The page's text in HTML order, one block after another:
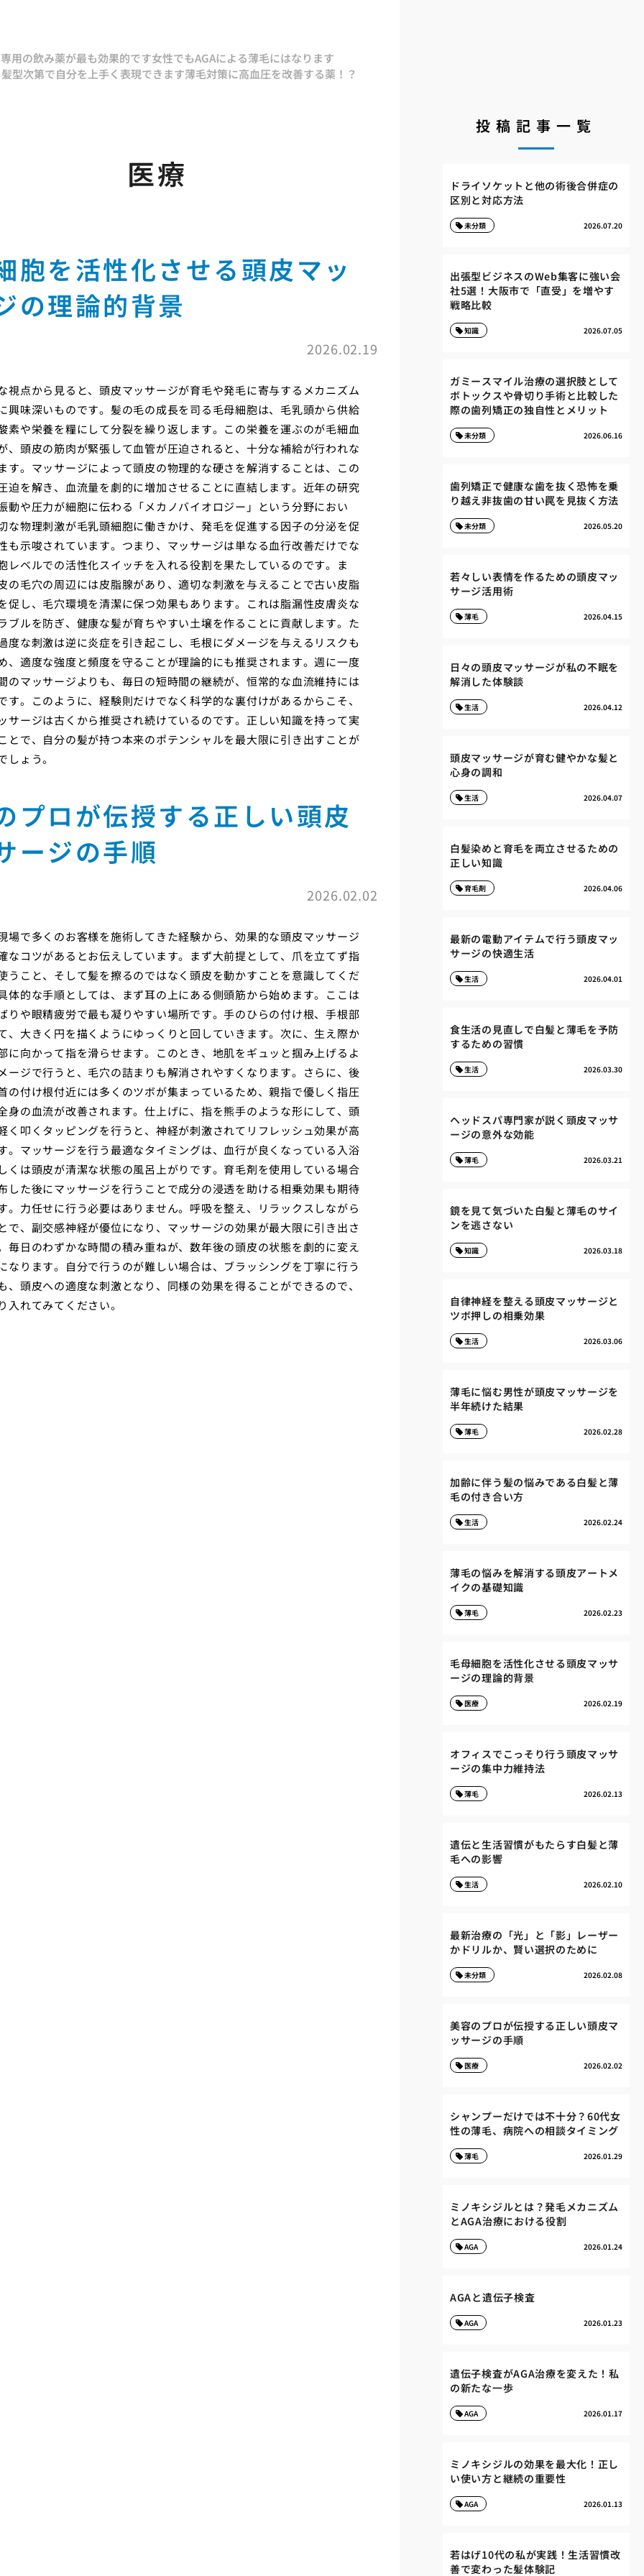
用の飲み薬が最も効果的です女性でもAGAによる薄毛にはなります
型次第で自分を上手く表現できます薄毛対策に高血圧を改善する薬！？
医療
胞を活性化させる頭皮マッ
の理論的背景
2026.02.19
視点から見ると、頭皮マッサージが育毛や発毛に寄与するメカニズム
興味深いものです。髪の毛の成長を司る毛母細胞は、毛乳頭から供給
素や栄養を糧にして分裂を繰り返します。この栄養を運ぶのが毛細血
、頭皮の筋肉が緊張して血管が圧迫されると、十分な補給が行われな
す。マッサージによって頭皮の物理的な硬さを解消することは、この
迫を解き、血流量を劇的に増加させることに直結します。近年の研究
動や圧力が細胞に伝わる「メカノバイオロジー」という分野におい
な物理刺激が毛乳頭細胞に働きかけ、発毛を促進する因子の分泌を促
も示唆されています。つまり、マッサージは単なる血行改善だけでな
レベルでの活性化スイッチを入れる役割を果たしているのです。ま
の毛穴の周辺には皮脂腺があり、適切な刺激を与えることで古い皮脂
促し、毛穴環境を清潔に保つ効果もあります。これは脂漏性皮膚炎な
ブルを防ぎ、健康な髪が育ちやすい土壌を作ることに貢献します。た
度な刺激は逆に炎症を引き起こし、毛根にダメージを与えるリスクも
、適度な強度と頻度を守ることが理論的にも推奨されます。週に一度
のマッサージよりも、毎日の短時間の継続が、恒常的な血流維持には
す。このように、経験則だけでなく科学的な裏付けがあるからこそ、
サージは古くから推奨され続けているのです。正しい知識を持って実
とで、自分の髪が持つ本来のポテンシャルを最大限に引き出すことが
しょう。
プロが伝授する正しい頭皮
ージの手順
2026.02.02
場で多くのお客様を施術してきた経験から、効果的な頭皮マッサージ
なコツがあるとお伝えしています。まず大前提として、爪を立てず指
うこと、そして髪を擦るのではなく頭皮を動かすことを意識してくだ
体的な手順としては、まず耳の上にある側頭筋から始めます。ここは
りや眼精疲労で最も凝りやすい場所です。手のひらの付け根、手根部
、大きく円を描くようにゆっくりと回していきます。次に、生え際か
に向かって指を滑らせます。このとき、地肌をギュッと掴み上げるよ
ージで行うと、毛穴の詰まりも解消されやすくなります。さらに、後
の付け根付近には多くのツボが集まっているため、親指で優しく指圧
身の血流が改善されます。仕上げに、指を熊手のような形にして、頭
く叩くタッピングを行うと、神経が刺激されてリフレッシュ効果が高
。マッサージを行う最適なタイミングは、血行が良くなっている入浴
くは頭皮が清潔な状態の風呂上がりです。育毛剤を使用している場合
した後にマッサージを行うことで成分の浸透を助ける相乗効果も期待
。力任せに行う必要はありません。呼吸を整え、リラックスしながら
で、副交感神経が優位になり、マッサージの効果が最大限に引き出さ
毎日のわずかな時間の積み重ねが、数年後の頭皮の状態を劇的に変え
なります。自分で行うのが難しい場合は、ブラッシングを丁寧に行う
、頭皮への適度な刺激となり、同様の効果を得ることができるので、
入れてみてください。
投稿記事一覧
ドライソケットと他の術後合併症の
区別と対応方法
2026.07.20
未分類
出張型ビジネスのWeb集客に強い会
社5選！大阪市で「直受」を増やす
戦略比較
2026.07.05
知識
ガミースマイル治療の選択肢として
ボトックスや骨切り手術と比較した
際の歯列矯正の独自性とメリット
2026.06.16
未分類
歯列矯正で健康な歯を抜く恐怖を乗
り越え非抜歯の甘い罠を見抜く方法
2026.05.20
未分類
若々しい表情を作るための頭皮マッ
サージ活用術
2026.04.15
薄毛
日々の頭皮マッサージが私の不眠を
解消した体験談
2026.04.12
生活
頭皮マッサージが育む健やかな髪と
心身の調和
2026.04.07
生活
白髪染めと育毛を両立させるための
正しい知識
2026.04.06
育毛剤
最新の電動アイテムで行う頭皮マッ
サージの快適生活
2026.04.01
生活
食生活の見直しで白髪と薄毛を予防
するための習慣
2026.03.30
生活
ヘッドスパ専門家が説く頭皮マッサ
ージの意外な効能
2026.03.21
薄毛
鏡を見て気づいた白髪と薄毛のサイ
ンを逃さない
2026.03.18
知識
自律神経を整える頭皮マッサージと
ツボ押しの相乗効果
2026.03.06
生活
薄毛に悩む男性が頭皮マッサージを
半年続けた結果
2026.02.28
薄毛
加齢に伴う髪の悩みである白髪と薄
毛の付き合い方
2026.02.24
生活
薄毛の悩みを解消する頭皮アートメ
イクの基礎知識
2026.02.23
薄毛
毛母細胞を活性化させる頭皮マッサ
ージの理論的背景
2026.02.19
医療
オフィスでこっそり行う頭皮マッサ
ージの集中力維持法
2026.02.13
薄毛
遺伝と生活習慣がもたらす白髪と薄
毛への影響
2026.02.10
生活
最新治療の「光」と「影」レーザー
かドリルか、賢い選択のために
2026.02.08
未分類
美容のプロが伝授する正しい頭皮マ
ッサージの手順
2026.02.02
医療
シャンプーだけでは不十分？60代女
性の薄毛、病院への相談タイミング
2026.01.29
薄毛
ミノキシジルとは？発毛メカニズム
とAGA治療における役割
2026.01.24
AGA
AGAと遺伝子検査
2026.01.23
AGA
遺伝子検査がAGA治療を変えた！私
の新たな一歩
2026.01.17
AGA
ミノキシジルの効果を最大化！正し
い使い方と継続の重要性
2026.01.13
AGA
若はげ10代の私が実践！生活習慣改
善で変わった髪体験記